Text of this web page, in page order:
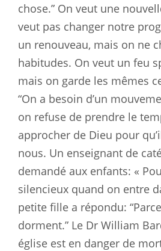
chose.” On veut une
veut pas changer notre
un renouveau, mais on ne
habitudes. On veut un feu
mais on garde les mêmes
“On a besoin d’un
on refuse de prendre le
approcher de Dieu pour
nous. Un enseignant de
demandé aux enfants: «
silencieux quand on entre
petite fille a répondu:
dorment.” Le Dr William
église est en danger de